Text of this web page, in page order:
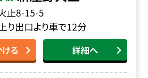
止8-15-5
上り出口より車で12分
る 詳細へ